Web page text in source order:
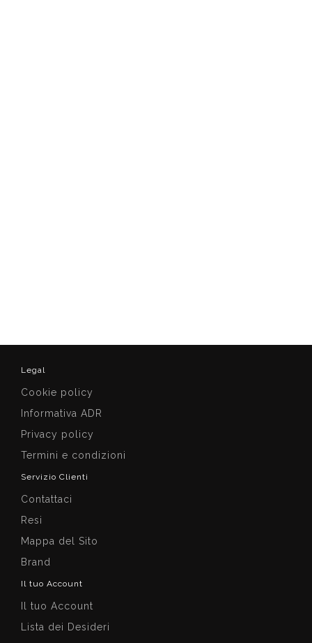
Legal
Cookie policy
Informativa ADR
Privacy policy
Termini e condizioni
Servizio Clienti
Contattaci
Resi
Mappa del Sito
Brand
Il tuo Account
Il tuo Account
Lista dei Desideri